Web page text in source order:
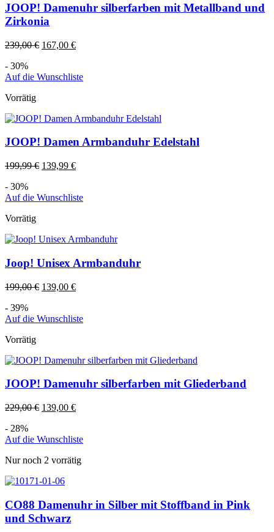
JOOP! Damenuhr silberfarben mit Metallband und
Zirkonia
239,00€ 167,00 €
- 30%
Auf die Wunschliste
Vorrätig
JOOP! Damen Armbanduhr Edelstahl
199,99€ 139,99 €
- 30%
Auf die Wunschliste
Vorrätig
Joop! Unisex Armbanduhr
199,00€ 139,00 €
- 39%
Auf die Wunschliste
Vorrätig
JOOP! Damenuhr silberfarben mit Gliederband
229,00€ 139,00 €
- 28%
Auf die Wunschliste
Nur noch 2 vorrätig
CO88 Damenuhr in Silber mit Stoffband in Pink
und Schwarz